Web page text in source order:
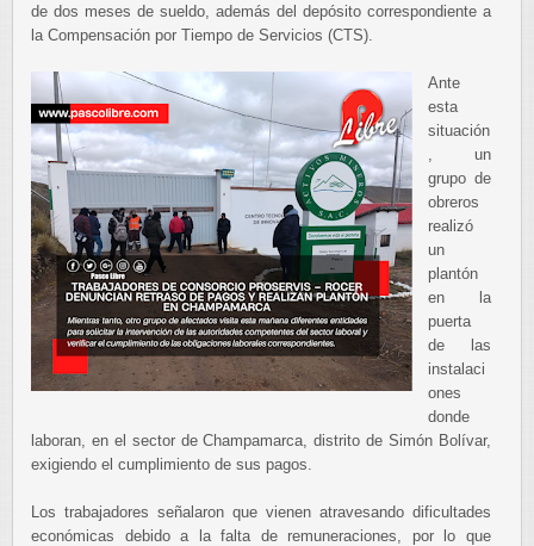
de dos meses de sueldo, además del depósito correspondiente a
la Compensación por Tiempo de Servicios (CTS).
Ante
esta
situación
, un
grupo de
obreros
realizó
un
plantón
en la
puerta
de las
instalaci
ones
donde
laboran, en el sector de Champamarca, distrito de Simón Bolívar,
exigiendo el cumplimiento de sus pagos.
Los trabajadores señalaron que vienen atravesando dificultades
económicas debido a la falta de remuneraciones, por lo que